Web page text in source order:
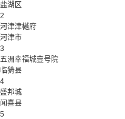
盐湖区
2
河津津樾府
河津市
3
五洲幸福城壹号院
临猗县
4
盛邦城
闻喜县
5